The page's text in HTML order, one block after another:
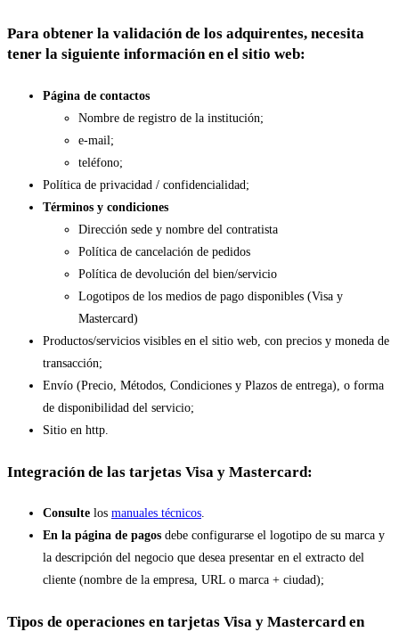
Para obtener la validación de los adquirentes, necesita
tener la siguiente información en el sitio web:
Página de contactos
Nombre de registro de la institución;
e-mail;
teléfono;
Política de privacidad / confidencialidad;
Términos y condiciones
Dirección sede y nombre del contratista
Política de cancelación de pedidos
Política de devolución del bien/servicio
Logotipos de los medios de pago disponibles (Visa y
Mastercard)
Productos/servicios visibles en el sitio web, con precios y moneda de
transacción;
Envío (Precio, Métodos, Condiciones y Plazos de entrega), o forma
de disponibilidad del servicio;
Sitio en http.
Integración de las tarjetas Visa y Mastercard:
Consulte los manuales técnicos.
En la página de pagos debe configurarse el logotipo de su marca y
la descripción del negocio que desea presentar en el extracto del
cliente (nombre de la empresa, URL o marca + ciudad);
Tipos de operaciones en tarjetas Visa y Mastercard en